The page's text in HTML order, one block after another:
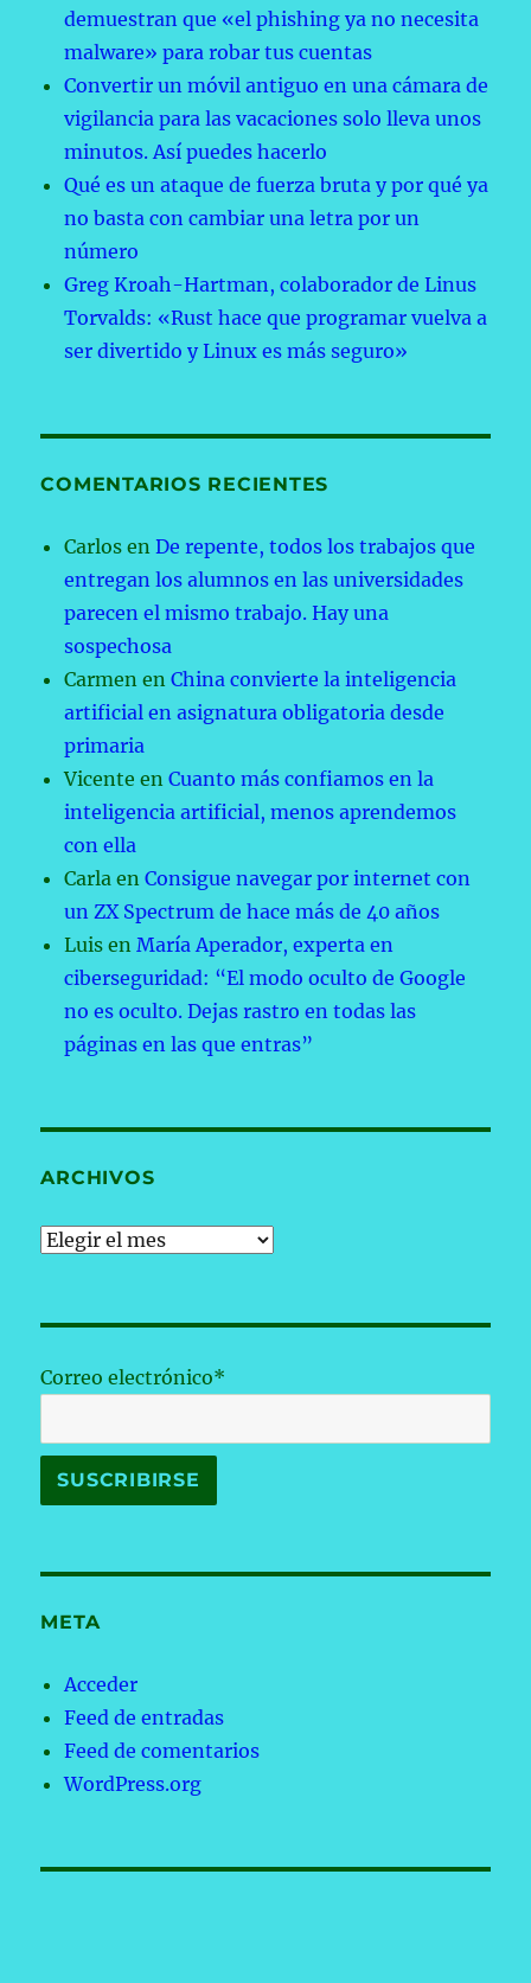
demuestran que «el phishing ya no necesita
malware» para robar tus cuentas
Convertir un móvil antiguo en una cámara de
vigilancia para las vacaciones solo lleva unos
minutos. Así puedes hacerlo
Qué es un ataque de fuerza bruta y por qué ya
no basta con cambiar una letra por un
número
Greg Kroah-Hartman, colaborador de Linus
Torvalds: «Rust hace que programar vuelva a
ser divertido y Linux es más seguro»
COMENTARIOS RECIENTES
Carlos enDe repente, todos los trabajos que
entregan los alumnos en las universidades
parecen el mismo trabajo. Hay una
sospechosa
Carmen enChina convierte la inteligencia
artificial en asignatura obligatoria desde
primaria
Vicente enCuanto más confiamos en la
inteligencia artificial, menos aprendemos
con ella
Carla enConsigue navegar por internet con
un ZX Spectrum de hace más de 40 años
Luis enMaría Aperador, experta en
ciberseguridad: “El modo oculto de Google
no es oculto. Dejas rastro en todas las
páginas en las que entras”
ARCHIVOS
Archivos
Correo electrónico*
META
Acceder
Feed de entradas
Feed de comentarios
WordPress.org